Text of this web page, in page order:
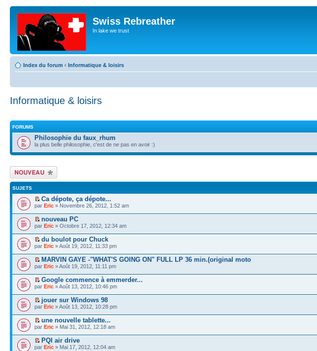
Swiss Rebreather
In lake we trust
Index du forum ‹ Informatique & loisirs
Informatique & loisirs
FORUMS
Philosophie du faux_rhum
la plus belle philosophie, c'est de ne pas en avoir :)
Écrire un nouveau
sujet
SUJETS
Ca dépote, ça dépote...
par Eric » Novembre 26, 2012, 1:52 am
nouveau PC
par Eric » Octobre 17, 2012, 12:34 am
du boulot pour Chuck
par Eric » Août 19, 2012, 11:33 pm
MARVIN GAYE -"WHAT'S GOING ON" FULL LP 36 min.(original moto
par Eric » Août 19, 2012, 11:11 pm
Google commence à emmerder...
par Eric » Août 13, 2012, 10:46 pm
jouer sur Windows 98
par Eric » Août 13, 2012, 10:28 pm
une nouvelle tablette...
par Eric » Mai 31, 2012, 12:18 am
PQI air drive
par Eric » Mai 17, 2012, 12:04 am